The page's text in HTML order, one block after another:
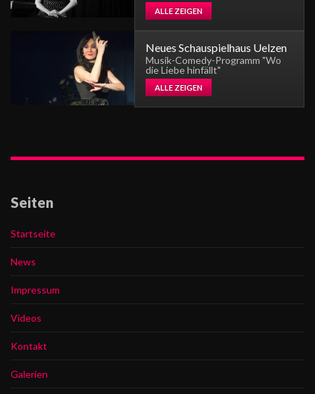
ALLE ZEIGEN
Neues Schauspielhaus Uelzen
Musik-Comedy-Programm "Wo
die Liebe hinfällt"
ALLE ZEIGEN
Seiten
Startseite
News
Impressum
Videos
Kontakt
Galerien